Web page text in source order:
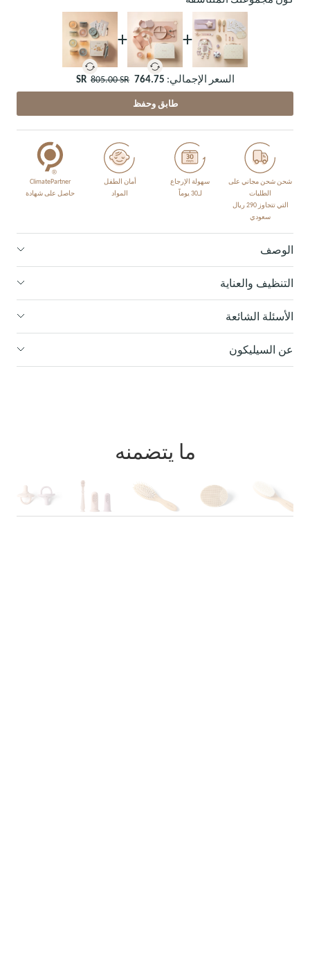
+
+
السعر الإجمالي: 764.75 SR
805.00 SR
طابق وحفظ
شحن شحن مجاني على
الطلبات
التي تتجاوز 290 ريال
سعودي
سهولة الإرجاع
لـ30 يوماً
أمان الطفل
المواد
ClimatePartner
حاصل على شهادة
الوصف
التنظيف والعناية
الأسئلة الشائعة
عن السيليكون
ما يتضمنه